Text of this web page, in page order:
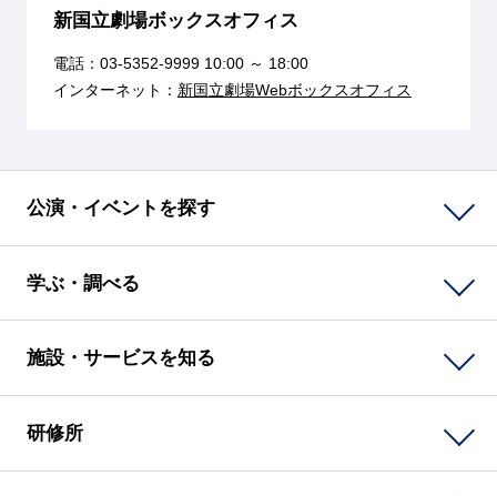
新国立劇場ボックスオフィス
電話： 03-5352-999910:00 ～ 18:00
インターネット： 新国立劇場Webボックスオフィス
公演・イベントを探す
学ぶ・調べる
施設・サービスを知る
研修所